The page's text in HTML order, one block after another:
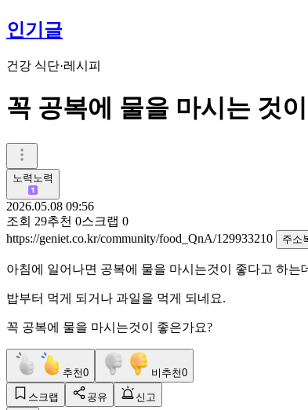
인기글
건강 식단·레시피
꼭 공복에 물을 마시는 것
노력노력
2026.05.08 09:56
조회 29추천 0스크랩 0
https://geniet.co.kr/community/food_QnA/129933210
주소
아침에 일어나면 공복에 물을 마시는것이 좋다고 하는
밥부터 먹게 되거나 과일을 먹게 되네요.
꼭 공복에 물을 마시는것이 좋은가요?
추천0 비추천0
스크랩 공유
신고